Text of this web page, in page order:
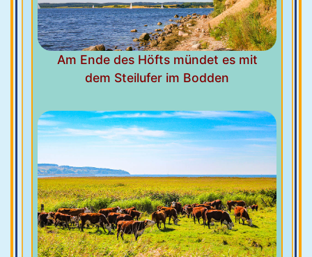
Am Ende des Höfts mündet es mit
dem Steilufer im Bodden